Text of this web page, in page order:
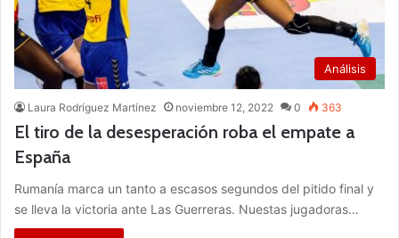
Análisis
Laura Rodríguez Martínez noviembre 12, 2022 0 363
El tiro de la desesperación roba el empate a
España
Rumanía marca un tanto a escasos segundos del pitido final y
se lleva la victoria ante Las Guerreras. Nuestas jugadoras…